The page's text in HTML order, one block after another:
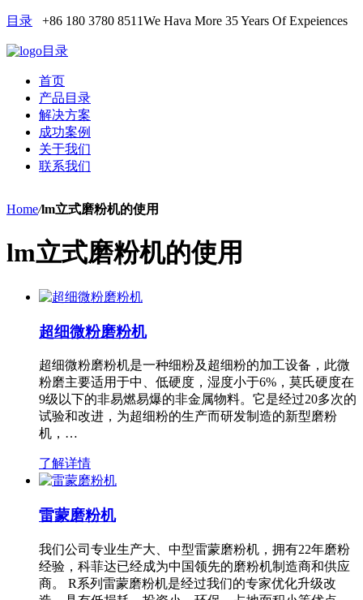
目录 +86 180 3780 8511We Hava More 35 Years Of Expeiences
目录
首页
产品目录
解决方案
成功案例
关于我们
联系我们
Home/lm立式磨粉机的使用
lm立式磨粉机的使用
超细微粉磨粉机
超细微粉磨粉机是一种细粉及超细粉的加工设备，此微
粉磨主要适用于中、低硬度，湿度小于6%，莫氏硬度在
9级以下的非易燃易爆的非金属物料。它是经过20多次的
试验和改进，为超细粉的生产而研发制造的新型磨粉
机，…
了解详情
雷蒙磨粉机
我们公司专业生产大、中型雷蒙磨粉机，拥有22年磨粉
经验，科菲达已经成为中国领先的磨粉机制造商和供应
商。 R系列雷蒙磨粉机是经过我们的专家优化升级改